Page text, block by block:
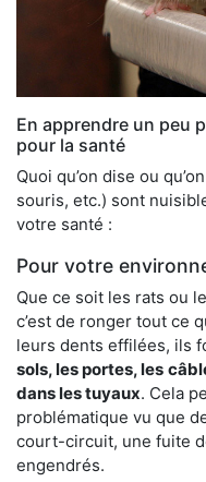
En apprendre un peu
pour la santé
Quoi qu’on dise ou
souris, etc.) sont
votre santé :
Pour votre
Que ce soit les rats ou
c’est de ronger tout ce
leurs dents effilées, ils
sols, les portes, les
dans les tuyaux. Cela
problématique vu que
court-circuit, une fuite
engendrés.